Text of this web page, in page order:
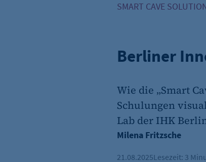
SMART CAVE
Berliner
Wie die „Smart
Schulungen
Lab der IHK
Milena Fritzsche
21.08.2025Lesezeit: 3